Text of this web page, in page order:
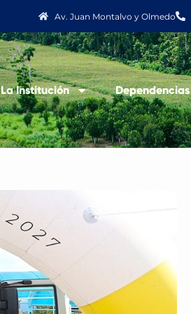
Av. Juan Montalvo y Olmedo
La Institución Dependencias